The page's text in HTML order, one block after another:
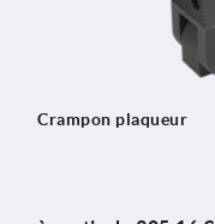
Crampon plaqueur